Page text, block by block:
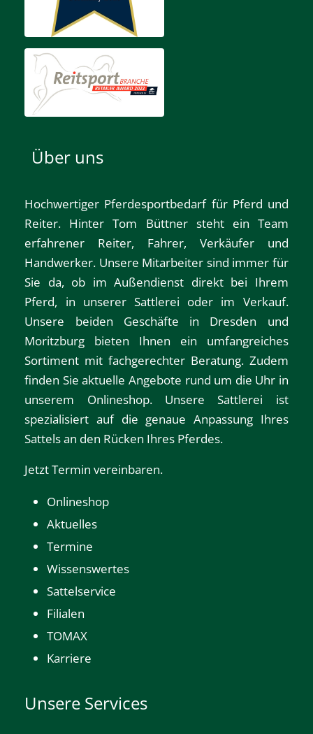
Über uns
Hochwertiger Pferdesportbedarf für Pferd und
Reiter. Hinter Tom Büttner steht ein Team
erfahrener Reiter, Fahrer, Verkäufer und
Handwerker. Unsere Mitarbeiter sind immer für
Sie da, ob im Außendienst direkt bei Ihrem
Pferd, in unserer Sattlerei oder im Verkauf.
Unsere beiden Geschäfte in Dresden und
Moritzburg bieten Ihnen ein umfangreiches
Sortiment mit fachgerechter Beratung. Zudem
finden Sie aktuelle Angebote rund um die Uhr in
unserem Onlineshop. Unsere Sattlerei ist
spezialisiert auf die genaue Anpassung Ihres
Sattels an den Rücken Ihres Pferdes.
Jetzt Termin vereinbaren.
Onlineshop
Aktuelles
Termine
Wissenswertes
Sattelservice
Filialen
TOMAX
Karriere
Unsere Services